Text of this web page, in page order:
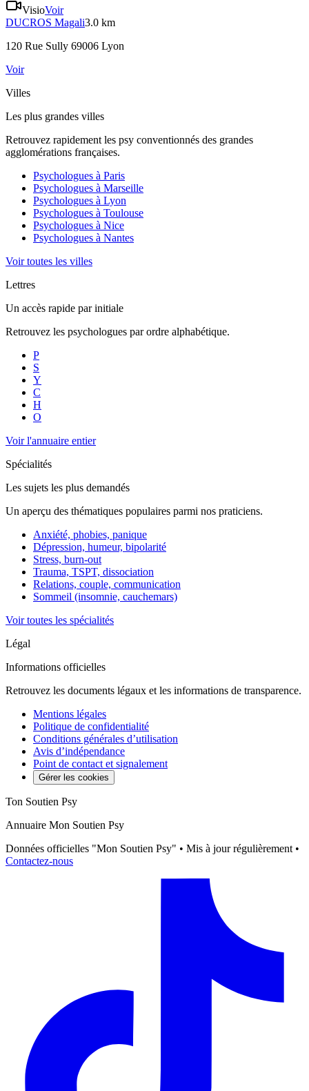
VisioVoir
DUCROS Magali3.0 km
120 Rue Sully 69006 Lyon
Voir
Villes
Les plus grandes villes
Retrouvez rapidement les psy conventionnés des grandes
agglomérations françaises.
Psychologues à Paris
Psychologues à Marseille
Psychologues à Lyon
Psychologues à Toulouse
Psychologues à Nice
Psychologues à Nantes
Voir toutes les villes
Lettres
Un accès rapide par initiale
Retrouvez les psychologues par ordre alphabétique.
P
S
Y
C
H
O
Voir l'annuaire entier
Spécialités
Les sujets les plus demandés
Un aperçu des thématiques populaires parmi nos praticiens.
Anxiété, phobies, panique
Dépression, humeur, bipolarité
Stress, burn-out
Trauma, TSPT, dissociation
Relations, couple, communication
Sommeil (insomnie, cauchemars)
Voir toutes les spécialités
Légal
Informations officielles
Retrouvez les documents légaux et les informations de transparence.
Mentions légales
Politique de confidentialité
Conditions générales d’utilisation
Avis d’indépendance
Point de contact et signalement
Gérer les cookies
Ton Soutien Psy
Annuaire Mon Soutien Psy
Données officielles "Mon Soutien Psy" • Mis à jour régulièrement •
Contactez-nous